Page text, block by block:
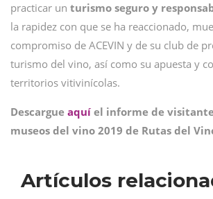
practicar un turismo seguro y
la rapidez con que se ha reaccionado,
compromiso de ACEVIN y de su club de
turismo del vino, así como su apuesta y
territorios vitivinícolas.
Descargue aquí el informe de
museos del vino 2019 de Rutas del
Artículos